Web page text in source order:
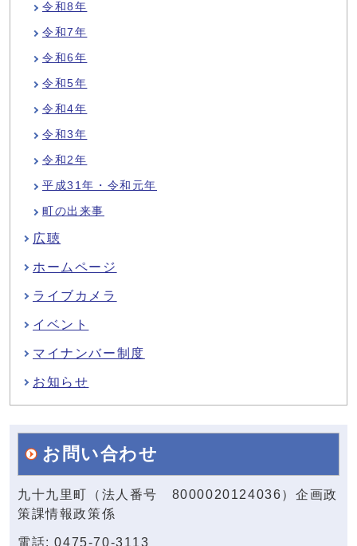
令和8年
令和7年
令和6年
令和5年
令和4年
令和3年
令和2年
平成31年・令和元年
町の出来事
広聴
ホームページ
ライブカメラ
イベント
マイナンバー制度
お知らせ
お問い合わせ
九十九里町（法人番号 8000020124036）企画政
策課情報政策係
電話: 0475-70-3113